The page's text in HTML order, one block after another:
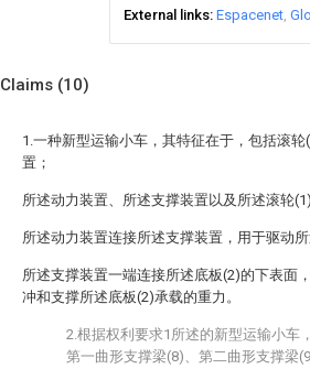
External links Espacenet
Claims (10)
1.一种新型运输小车，其特征在于，包括滚
置；
所述动力装置、所述支撑装置以及所述滚轮
所述动力装置连接所述支撑装置，用于驱动所
所述支撑装置一端连接所述底板(2)的下表面
冲和支撑所述底板(2)承载的重力。
2.根据权利要求1所述的新型运输小车
第一曲形支撑梁(8)、第二曲形支撑梁